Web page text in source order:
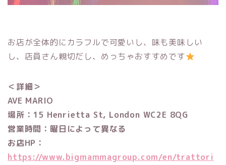
お店が全体的にカラフルで可愛いし、味も美味しい
し、店員さん親切だし、めっちゃおすすめです
＜詳細＞
AVE MARIO
場所：15 Henrietta St, London WC2E 8QG
営業時間：曜日によって異なる
お店HP：
https://www.bigmammagroup.com/en/trattori